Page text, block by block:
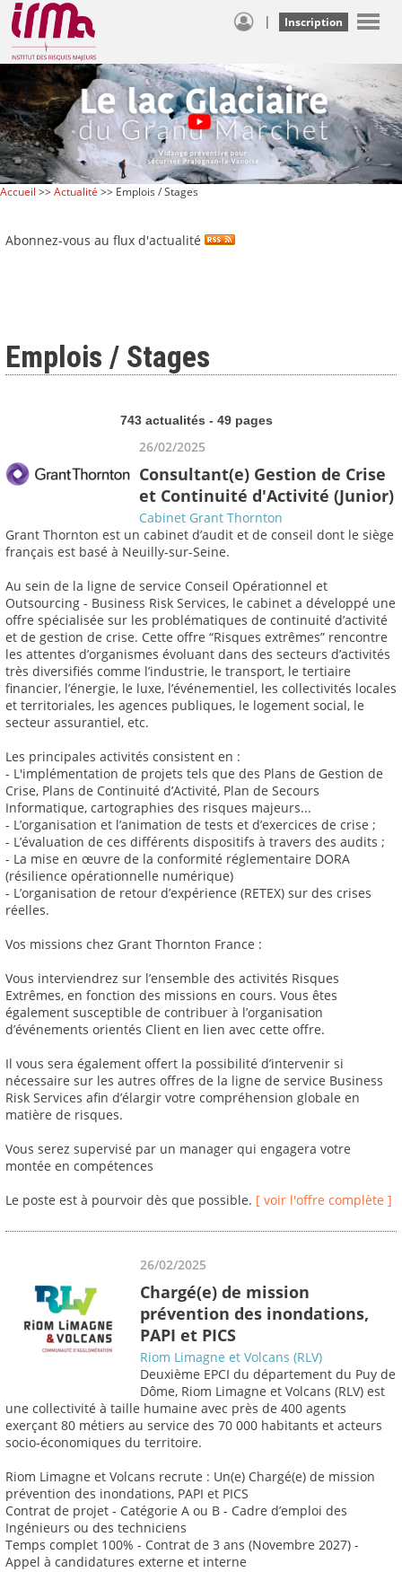
| Inscription
Accueil >>Actualité >> Emplois / Stages
Abonnez-vous au flux d'actualité
Emplois / Stages
743 actualités - 49 pages
26/02/2025
Consultant(e) Gestion de Crise
et Continuité d'Activité (Junior)
Cabinet Grant Thornton
Grant Thornton est un cabinet d’audit et de conseil dont le siège
français est basé à Neuilly-sur-Seine.
Au sein de la ligne de service Conseil Opérationnel et
Outsourcing - Business Risk Services, le cabinet a développé une
offre spécialisée sur les problématiques de continuité d’activité
et de gestion de crise. Cette offre “Risques extrêmes” rencontre
les attentes d’organismes évoluant dans des secteurs d’activités
très diversifiés comme l’industrie, le transport, le tertiaire
financier, l’énergie, le luxe, l’événementiel, les collectivités locales
et territoriales, les agences publiques, le logement social, le
secteur assurantiel, etc.
Les principales activités consistent en :
- L'implémentation de projets tels que des Plans de Gestion de
Crise, Plans de Continuité d’Activité, Plan de Secours
Informatique, cartographies des risques majeurs...
- L’organisation et l’animation de tests et d’exercices de crise ;
- L’évaluation de ces différents dispositifs à travers des audits ;
- La mise en œuvre de la conformité réglementaire DORA
(résilience opérationnelle numérique)
- L’organisation de retour d’expérience (RETEX) sur des crises
réelles.
Vos missions chez Grant Thornton France :
Vous interviendrez sur l’ensemble des activités Risques
Extrêmes, en fonction des missions en cours. Vous êtes
également susceptible de contribuer à l’organisation
d’événements orientés Client en lien avec cette offre.
Il vous sera également offert la possibilité d’intervenir si
nécessaire sur les autres offres de la ligne de service Business
Risk Services afin d’élargir votre compréhension globale en
matière de risques.
Vous serez supervisé par un manager qui engagera votre
montée en compétences
Le poste est à pourvoir dès que possible. [ voir l'offre complète ]
26/02/2025
Chargé(e) de mission
prévention des inondations,
PAPI et PICS
Riom Limagne et Volcans (RLV)
Deuxième EPCI du département du Puy de
Dôme, Riom Limagne et Volcans (RLV) est
une collectivité à taille humaine avec près de 400 agents
exerçant 80 métiers au service des 70 000 habitants et acteurs
socio-économiques du territoire.
Riom Limagne et Volcans recrute : Un(e) Chargé(e) de mission
prévention des inondations, PAPI et PICS
Contrat de projet - Catégorie A ou B - Cadre d’emploi des
Ingénieurs ou des techniciens
Temps complet 100% - Contrat de 3 ans (Novembre 2027) -
Appel à candidatures externe et interne